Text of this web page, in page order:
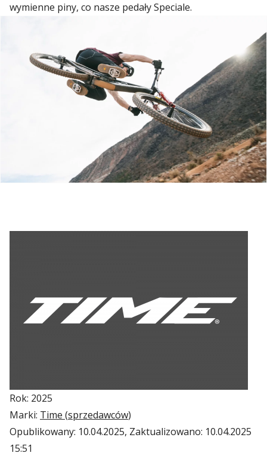
wymienne piny, co nasze pedały Speciale.
Rok: 2025
Marki: Time (sprzedawców)
Opublikowany: 10.04.2025, Zaktualizowano: 10.04.2025
15:51